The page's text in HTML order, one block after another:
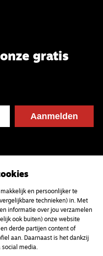
gratis
en persoonlijker te
technieken) in. Met
informatie over jou verzamelen
ook buiten) onze website
derde partijen content of
aan. Daarnaast is het dankzij
social media.